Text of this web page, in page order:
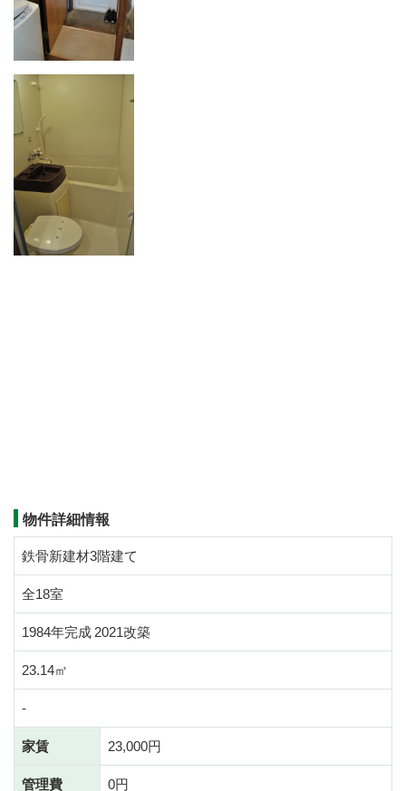
物件詳細情報
鉄骨新建材3階建て
全18室
1984年完成 2021改築
23.14㎡
-
家賃
23,000円
管理費
0円